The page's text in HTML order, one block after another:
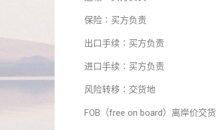
保险∶买方负责
出口手续∶买方负责
进口手续∶买方负责
风险转移∶交货地
FOB（free on board）离岸价交货